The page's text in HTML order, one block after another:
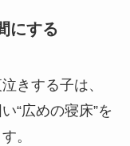
にする
きする子は、
“広めの寝床”を
。